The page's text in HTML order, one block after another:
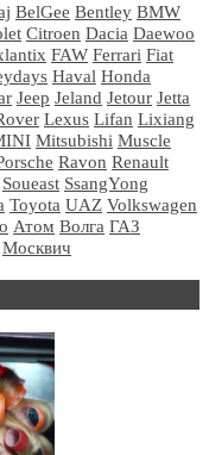
BelGee Bentley BMW
Citroen Dacia Daewoo
FAW Ferrari Fiat
Haval Honda
Jeep Jeland Jetour Jetta
Lexus Lifan Lixiang
Mitsubishi Muscle
Ravon Renault
Soueast SsangYong
Toyota UAZ Volkswagen
Атом Волга ГАЗ
Москвич